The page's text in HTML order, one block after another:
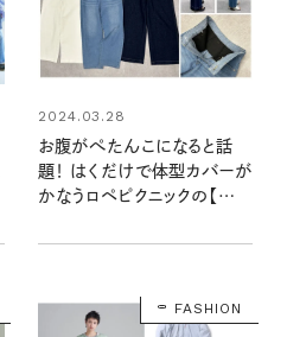
2024.03.28
お腹がぺたんこになると話
題！ はくだけで体型カバーが
かなうロペピクニックの【革
FASHION